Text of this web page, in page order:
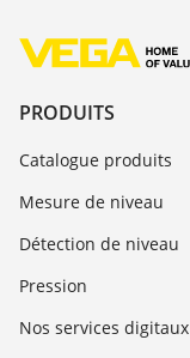
PRODUITS
Catalogue produits
Mesure de niveau
Détection de niveau
Pression
Nos services digitaux